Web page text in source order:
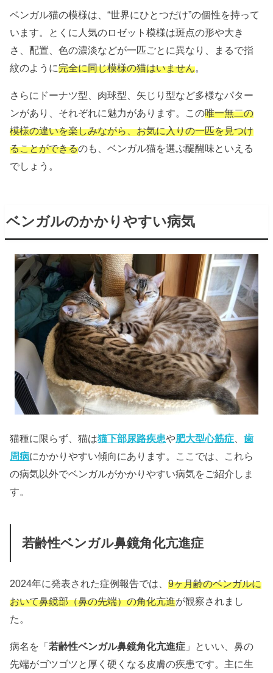
ベンガル猫の模様は、“世界にひとつだけ”の個性を持って
います。とくに人気のロゼット模様は斑点の形や大き
さ、配置、色の濃淡などが一匹ごとに異なり、まるで指
紋のように完全に同じ模様の猫はいません。
さらにドーナツ型、肉球型、矢じり型など多様なパター
ンがあり、それぞれに魅力があります。この唯一無二の
模様の違いを楽しみながら、お気に入りの一匹を見つけ
ることができるのも、ベンガル猫を選ぶ醍醐味といえる
でしょう。
ベンガルのかかりやすい病気
猫種に限らず、猫は猫下部尿路疾患や肥大型心筋症 、歯
周病にかかりやすい傾向にあります。ここでは、これら
の病気以外でベンガルがかかりやすい病気をご紹介しま
す。
若齢性ベンガル鼻鏡角化亢進症
2024年に発表された症例報告では、9ヶ月齢のベンガルに
おいて鼻鏡部（鼻の先端）の角化亢進が観察されまし
た。
病名を「若齢性ベンガル鼻鏡角化亢進症 」といい、鼻の
先端がゴツゴツと厚く硬くなる皮膚の疾患です。主に生